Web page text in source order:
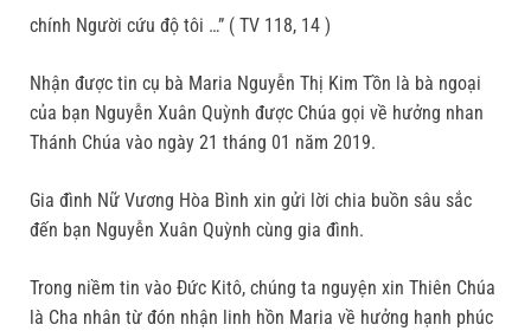
chính Người cứu độ tôi …” ( TV 118, 14 )
Nhận được tin cụ bà Maria Nguyễn Thị Kim Tồn là bà ngoại
của bạn Nguyễn Xuân Quỳnh được Chúa gọi về hưởng nhan
Thánh Chúa vào ngày 21 tháng 01 năm 2019.
Gia đình Nữ Vương Hòa Bình xin gửi lời chia buồn sâu sắc
đến bạn Nguyễn Xuân Quỳnh cùng gia đình.
Trong niềm tin vào Đức Kitô, chúng ta nguyện xin Thiên Chúa
là Cha nhân từ đón nhận linh hồn Maria về hưởng hạnh phúc